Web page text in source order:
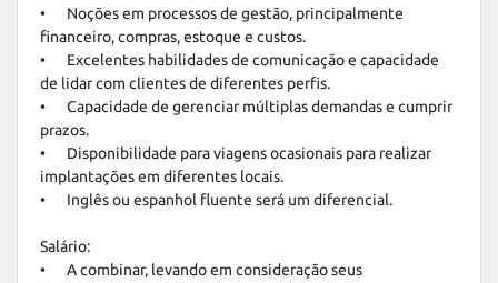
•	Noções em processos de gestão, principalmente
financeiro, compras, estoque e custos.
•	Excelentes habilidades de comunicação e capacidade
de lidar com clientes de diferentes perfis.
•	Capacidade de gerenciar múltiplas demandas e cumprir
prazos.
•	Disponibilidade para viagens ocasionais para realizar
implantações em diferentes locais.
•	Inglês ou espanhol fluente será um diferencial.
Salário:
•	A combinar, levando em consideração seus